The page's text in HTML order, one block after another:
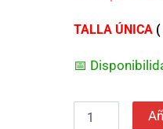
TALLA ÚNICA
📅